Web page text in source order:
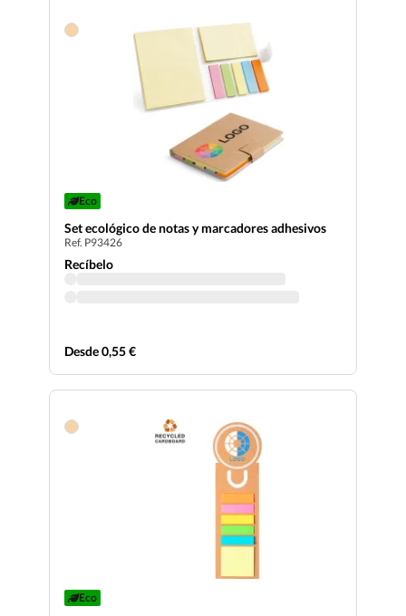
Eco
Set ecológico de notas y marcadores adhesivos
Ref. P93426
Recíbelo
Desde 0,55 €
Eco